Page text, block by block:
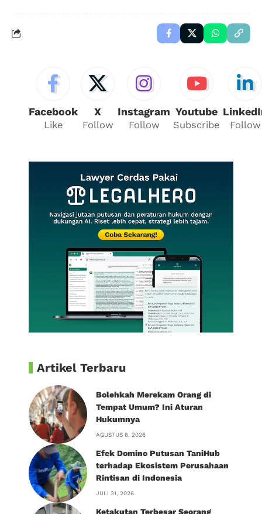
Facebook
Like
X
Follow
Instagram
Follow
Youtube
Subscribe Follow
Artikel Terbaru
Bolehkah Merekam Orang di
Tempat Umum? Ini Aturan
Hukumnya
AGUSTUS 6, 2026
Efek Domino Putusan TaniHub
terhadap Ekosistem Perusahaan
Rintisan di Indonesia
JULI 31, 2026
Ketakutan Terbesar Seorang